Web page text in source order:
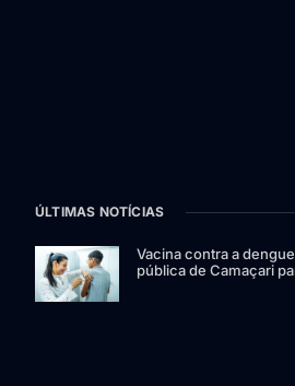
ÚLTIMAS NOTÍCIAS
Vacina contra a
pública de Camaçari